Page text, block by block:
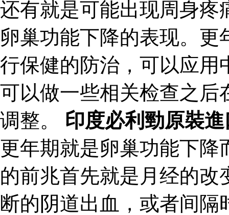
还有就是可能出现周身疼
卵巢功能下降的表现。
行保健的防治，可以应用
可以做一些相关检查之后
调整。 印度必利勁原裝進
更年期就是卵巢功能下降
的前兆首先就是月经的
断的阴道出血，或者间